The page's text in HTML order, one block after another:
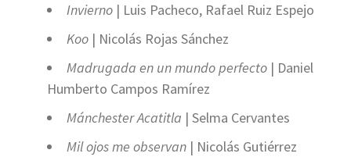
Invierno | Luis Pacheco, Rafael Ruiz Espejo
Koo | Nicolás Rojas Sánchez
Madrugada en un mundo perfecto | Daniel
Humberto Campos Ramírez
Mánchester Acatitla | Selma Cervantes
Mil ojos me observan | Nicolás Gutiérrez